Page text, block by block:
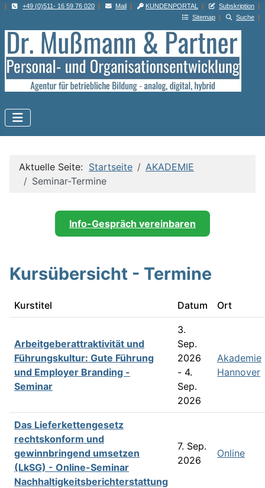
| +49 (0)511- 16 59 76 020 | Mail | KUNDENPORTAL | Subskription |
Sitemap | Suche |
Aktuelle Seite: Startseite
AKADEMIE
Seminar-Termine
Info-Gespräch vereinbaren
Kursübersicht - Termine
Kurstitel Datum Ort
Arbeitgeberattraktivität und
Führungskultur: Gute Führung
und Employer Branding -
Seminar
3.
Sep.
2026
- 4.
Sep.
2026
Akademie
Hannover
Das Lieferkettengesetz
rechtskonform und
gewinnbringend umsetzen
(LkSG) - Online-Seminar
Nachhaltigkeitsberichterstattung
7. Sep.
2026
Online